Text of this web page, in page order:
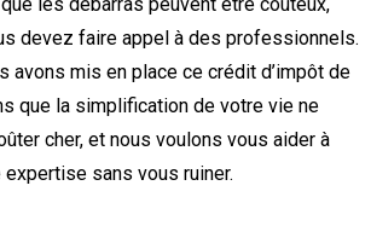
devez faire appel à des professionnels.
avons mis en place ce crédit d’impôt de
que la simplification de votre vie ne
cher, et nous voulons vous aider à
sans vous ruiner.